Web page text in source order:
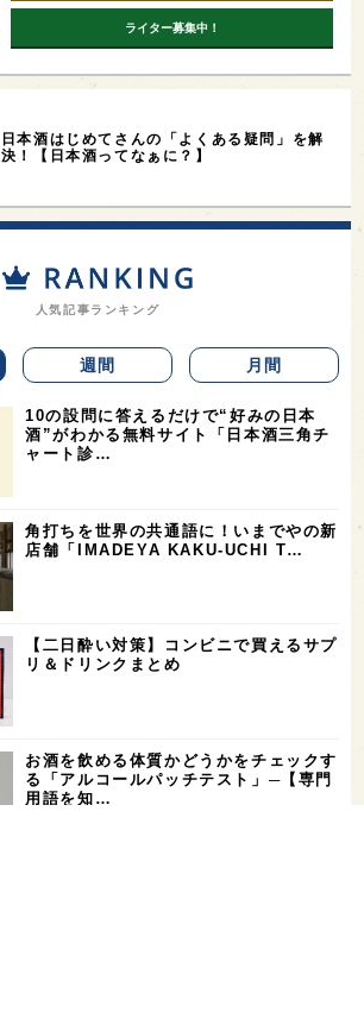
ライター募集中！
日本酒はじめてさんの「よくある疑問」を解
決！【日本酒ってなぁに？】
人気記事ランキング
週間 月間
10の設問に答えるだけで“好みの日本
酒”がわかる無料サイト「日本酒三角チ
ャート診…
角打ちを世界の共通語に！いまでやの新
店舗「IMADEYA KAKU-UCHI T…
【二日酔い対策】コンビニで買えるサプ
リ＆ドリンクまとめ
お酒を飲める体質かどうかをチェックす
る「アルコールパッチテスト」─【専門
用語を知…